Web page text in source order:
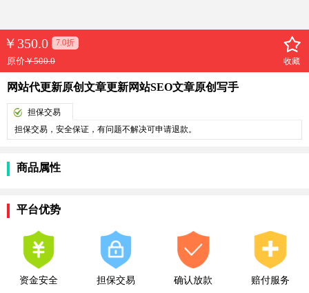
￥ 350.0 7.0折
原价￥500.0 收藏
网站代更新原创文章更新网站SEO文章原创写手
担保交易
担保交易，安全保证，有问题不解决可申请退款。
商品属性
平台优势
资金安全 担保交易 确认放款 赔付服务